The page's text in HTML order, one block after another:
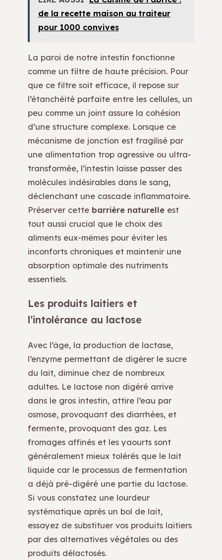
de la recette maison au traiteur
pour 1000 convives
La paroi de notre intestin fonctionne
comme un filtre de haute précision. Pour
que ce filtre soit efficace, il repose sur
l’étanchéité parfaite entre les cellules, un
peu comme un joint assure la cohésion
d’une structure complexe. Lorsque ce
mécanisme de jonction est fragilisé par
une alimentation trop agressive ou ultra-
transformée, l’intestin laisse passer des
molécules indésirables dans le sang,
déclenchant une cascade inflammatoire.
Préserver cette barrière naturelle est
tout aussi crucial que le choix des
aliments eux-mêmes pour éviter les
inconforts chroniques et maintenir une
absorption optimale des nutriments
essentiels.
Les produits laitiers et
l’intolérance au lactose
Avec l’âge, la production de lactase,
l’enzyme permettant de digérer le sucre
du lait, diminue chez de nombreux
adultes. Le lactose non digéré arrive
dans le gros intestin, attire l’eau par
osmose, provoquant des diarrhées, et
fermente, provoquant des gaz. Les
fromages affinés et les yaourts sont
généralement mieux tolérés que le lait
liquide car le processus de fermentation
a déjà pré-digéré une partie du lactose.
Si vous constatez une lourdeur
systématique après un bol de lait,
essayez de substituer vos produits laitiers
par des alternatives végétales ou des
produits délactosés.